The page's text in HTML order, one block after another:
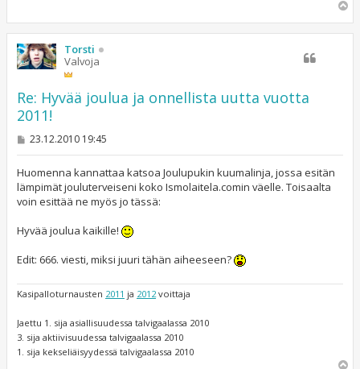
ö
Torsti
Valvoja
Re: Hyvää joulua ja onnellista uutta vuotta
2011!
V
s
t
i
23.12.2010 19:45
Huomenna kannattaa katsoa Joulupukin kuumalinja, jossa esitän
lämpimät jouluterveiseni koko Ismolaitela.comin väelle. Toisaalta
voin esittää ne myös jo tässä:
Hyvää joulua kaikille!
Edit: 666. viesti, miksi juuri tähän aiheeseen?
Kasipalloturnausten 2011 ja 2012voittaja
Jaettu 1. sija asiallisuudessa talvigaalassa 2010
3. sija aktiivisuudessa talvigaalassa 2010
1. sija kekseliäisyydessä talvigaalassa 2010